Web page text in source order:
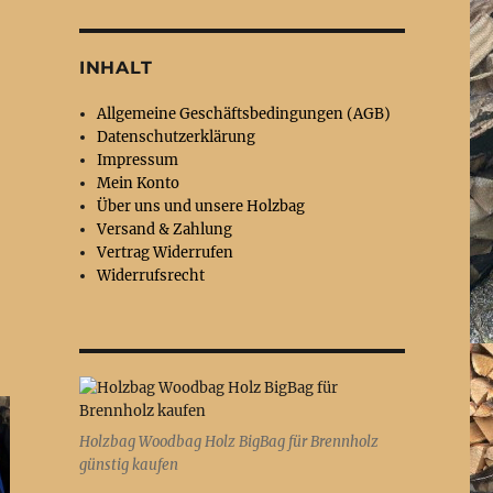
INHALT
Allgemeine Geschäftsbedingungen (AGB)
Datenschutzerklärung
Impressum
Mein Konto
Über uns und unsere Holzbag
Versand & Zahlung
Vertrag Widerrufen
Widerrufsrecht
Holzbag Woodbag Holz BigBag für Brennholz
günstig kaufen